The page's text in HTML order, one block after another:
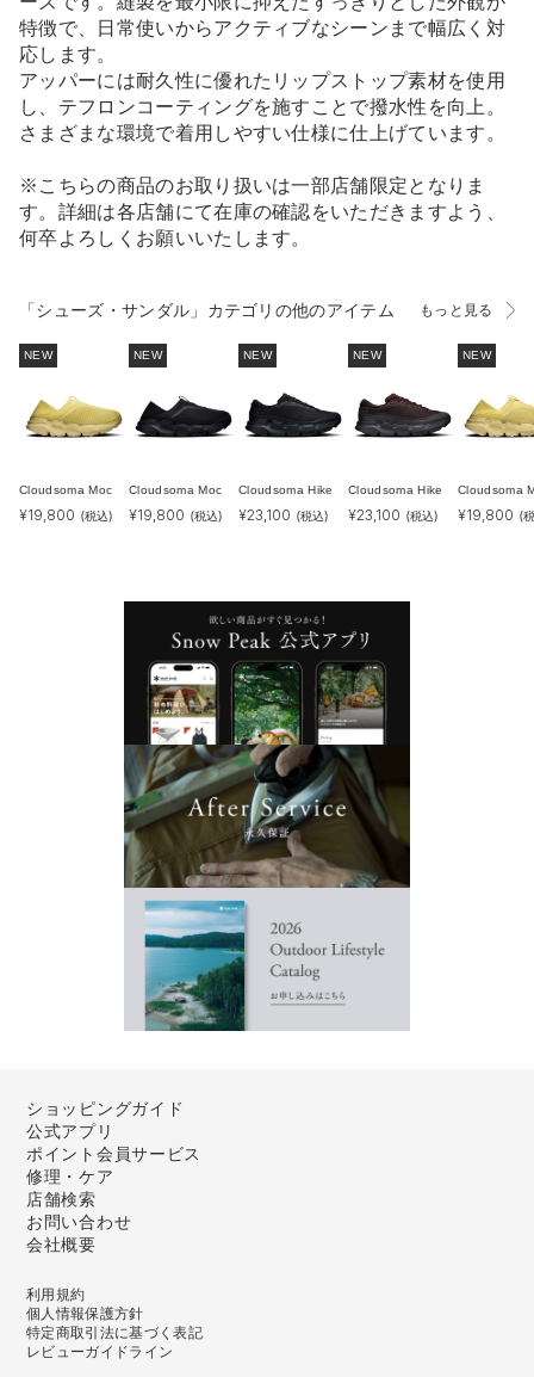
特徴で、日常使いからアクティブなシーンまで幅広く対
応します。
アッパーには耐久性に優れたリップストップ素材を使用
し、テフロンコーティングを施すことで撥水性を向上。
さまざまな環境で着用しやすい仕様に仕上げています。
※こちらの商品のお取り扱いは一部店舗限定となりま
す。詳細は各店舗にて在庫の確認をいただきますよう、
何卒よろしくお願いいたします。
「シューズ・サンダル」カテゴリの他のアイテム もっと見る
NEW
Cloudsoma Moc
¥19,800 (税込)
NEW
Cloudsoma Moc
¥19,800 (税込)
NEW
Cloudsoma Hike
¥23,100 (税込)
NEW
Cloudsoma Hike
¥23,100 (税込)
NEW
Cloudsoma
¥19,800 (
ショッピングガイド
公式アプリ
ポイント会員サービス
修理・ケア
店舗検索
お問い合わせ
会社概要
利用規約
個人情報保護方針
特定商取引法に基づく表記
レビューガイドライン